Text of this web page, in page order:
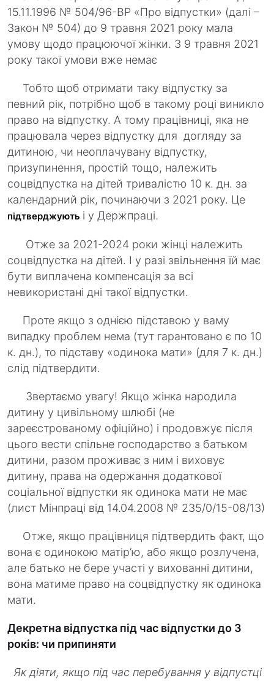
15.11.1996 № 504/96-ВР «Про відпустки» (далі –
Закон № 504) до 9 травня 2021 року мала
умову щодо працюючої жінки. З 9 травня 2021
року такої умови вже немає
Тобто щоб отримати таку відпустку за
певний рік, потрібно щоб в такому році виникло
право на відпустку. А тому працівниці, яка не
працювала через відпустку для догляду за
дитиною, чи неоплачувану відпустку,
призупинення, простій тощо, належить
соцвідпустка на дітей тривалістю 10 к. дн. за
календарний рік, починаючи з 2021 року. Це
підтверджують і у Держпраці.
Отже за 2021-2024 роки жінці належить
соцвідпустка на дітей. І у разі звільнення їй має
бути виплачена компенсація за всі
невикористані дні такої відпустки.
Проте якщо з однією підставою у ваму
випадку проблем нема (тут гарантовано є по 10
к. дн.), то підставу «одинока мати» (для 7 к. дн.)
слід підтвердити.
Звертаємо увагу! Якщо жінка народила
дитину у цивільному шлюбі (не
зареєстрованому офіційно) і продовжує після
цього вести спільне господарство з батьком
дитини, разом проживає з ним і виховує
дитину, права на одержання додаткової
соціальної відпустки як одинока мати не має
(лист Мінпраці від 14.04.2008 № 235/0/15-08/13)
Отже, якщо працівниця підтвердить факт, що
вона є одинокою матір’ю, або якщо розлучена,
але батько не бере участі у вихованні дитини,
вона матиме право на соцвідпустку як одинока
мати.
Декретна відпустка під час відпустки до 3
років: чи припиняти
Як діяти, якщо під час перебування у відпустці